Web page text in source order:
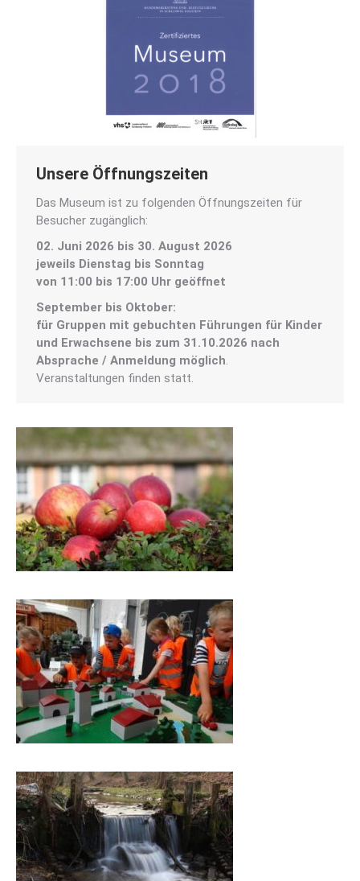
Unsere Öffnungszeiten
Das Museum ist zu folgenden Öffnungszeiten für
Besucher zugänglich:
02. Juni 2026 bis 30. August 2026
jeweils Dienstag bis Sonntag
von 11:00 bis 17:00 Uhr geöffnet
September bis Oktober:
für Gruppen mit gebuchten Führungen für Kinder
und Erwachsene bis zum 31.10.2026 nach
Absprache / Anmeldung möglich.
Veranstaltungen finden statt.